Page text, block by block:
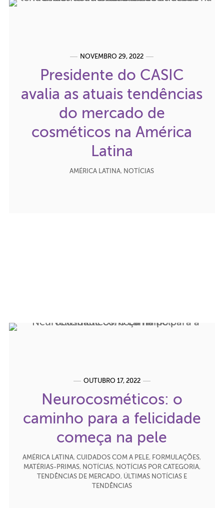
NOVEMBRO 29, 2022
Presidente do CASIC
avalia as atuais tendências
do mercado de
cosméticos na América
Latina
AMÉRICA LATINA, NOTÍCIAS
OUTUBRO 17, 2022
Neurocosméticos: o
caminho para a felicidade
começa na pele
AMÉRICA LATINA,CUIDADOS COM A PELE, FORMULAÇÕES,
MATÉRIAS-PRIMAS, NOTÍCIAS, NOTÍCIAS POR CATEGORIA,
TENDÊNCIAS DE MERCADO, ÚLTIMAS NOTÍCIAS E
TENDÊNCIAS